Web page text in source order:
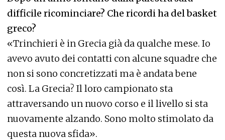
difficile ricominciare? Che ricordi ha del basket
greco?
«Trinchieri è in Grecia già da qualche mese. Io
avevo avuto dei contatti con alcune squadre che
non si sono concretizzati ma è andata bene
così. La Grecia? Il loro campionato sta
attraversando un nuovo corso e il livello si sta
nuovamente alzando. Sono molto stimolato da
questa nuova sfida».